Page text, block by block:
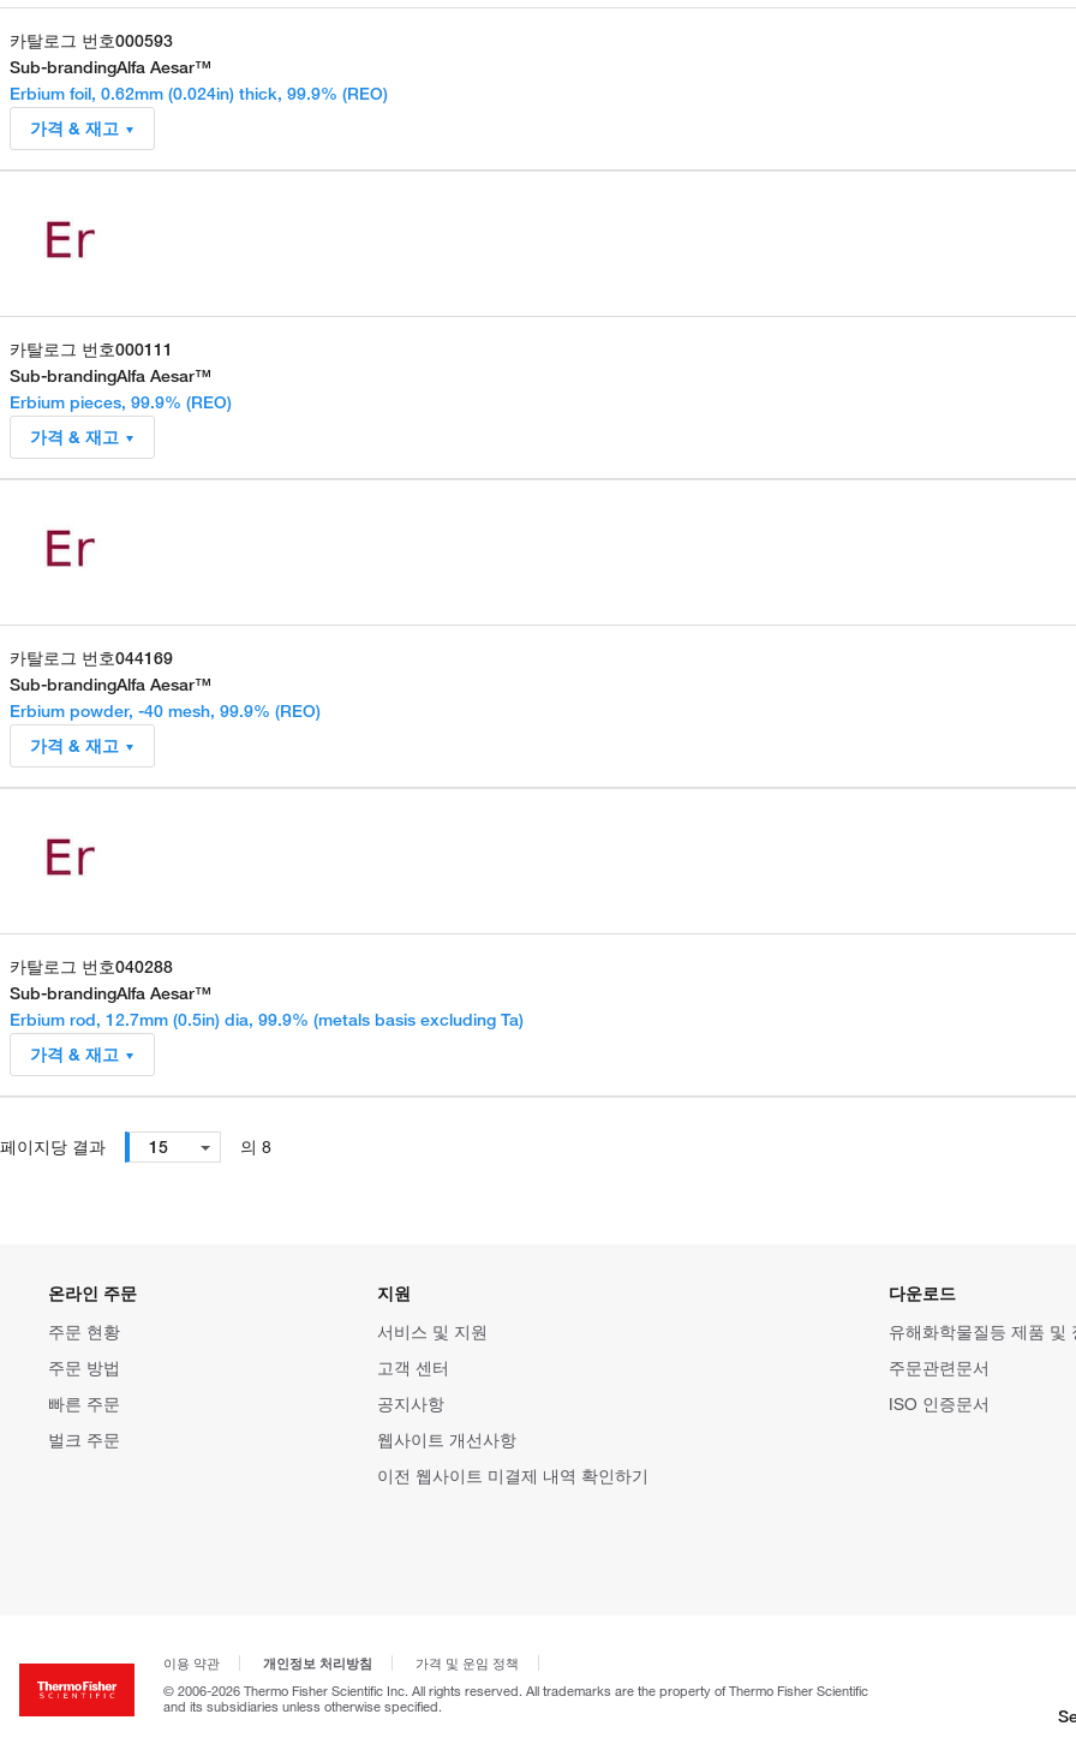
카탈로그 번호000593
Sub-brandingAlfa Aesar™
Erbium foil, 0.62mm (0.024in) thick, 99.9% (REO)
가격 & 재고
카탈로그 번호000111
Sub-brandingAlfa Aesar™
Erbium pieces, 99.9% (REO)
가격 & 재고
카탈로그 번호044169
Sub-brandingAlfa Aesar™
Erbium powder, -40 mesh, 99.9% (REO)
가격 & 재고
카탈로그 번호040288
Sub-brandingAlfa Aesar™
Erbium rod, 12.7mm (0.5in) dia, 99.9% (metals basis excluding Ta)
가격 & 재고
페이지당 결과 15 의 8
온라인 주문
주문 현황
주문 방법
빠른 주문
벌크 주문
지원
서비스 및 지원
고객 센터
공지사항
웹사이트 개선사항
이전 웹사이트 미결제 내역 확인하기
다운로드
유해화학물질등 제품 및
주문관련문서
ISO 인증문서
이용 약관 개인정보 처리방침
가격 및 운임 정책
© 2006-2026 Thermo Fisher Scientific Inc. All rights reserved. All trademarks are the property of Thermo Fisher Scientific
and its subsidiaries unless otherwise specified.